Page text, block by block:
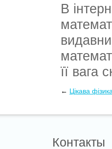
В
її вага
Києву
← Цікава
Контакты